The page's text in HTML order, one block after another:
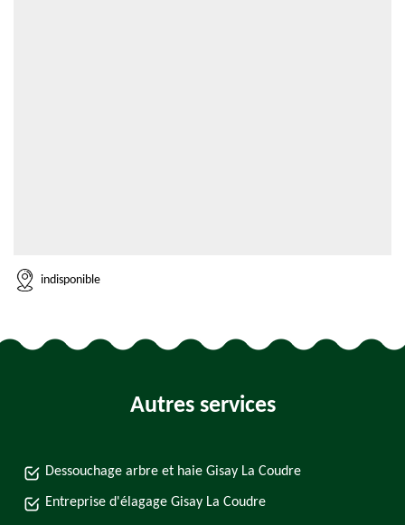
indisponible
Autres services
Dessouchage arbre et haie Gisay La Coudre
Entreprise d'élagage Gisay La Coudre